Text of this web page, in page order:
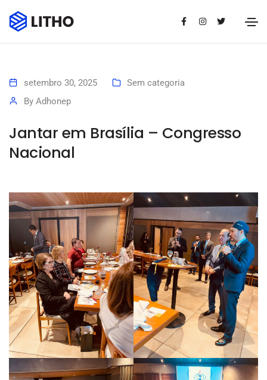
setembro 30, 2025
Sem categoria
By Adhonep
Jantar em Brasília – Congresso
Nacional